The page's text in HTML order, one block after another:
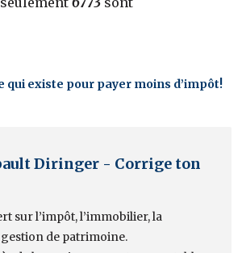
qui existe pour payer moins d’impôt!
Diringer - Corrige ton
sur l’impôt, l’immobilier, la
gestion de patrimoine.